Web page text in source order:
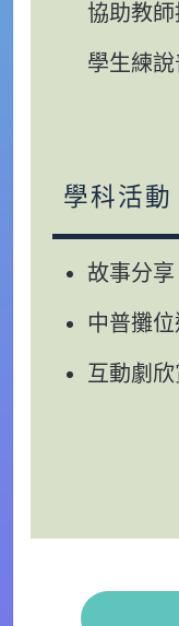
協助教
學生練說
學科活動
故事分享
中普攤
互動劇欣